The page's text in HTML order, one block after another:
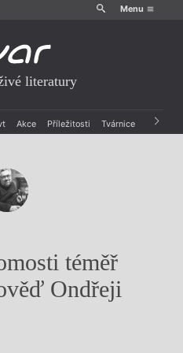
Menu
literatury
Akce Příležitosti Tvárnice Archiv
téměř
Ondřeji